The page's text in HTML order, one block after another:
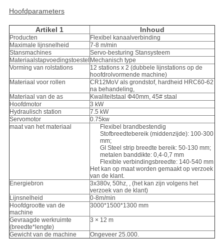
Hoofdparameters
Artikel 1 Inhoud
Producten
Flexibel kanaalverbinding
Maximale lijnsnelheid
7-8 m/min
Stansmachines
Servo-besturing Stansysteem
Materiaalstapvoedingstoestel Mechanisch type
Vorming van rolstations
12 stations x 2 (dubbele lijnstations op de
hoofdrolvormende machine)
Materiaal voor rollen
CR12MoV als grondstof, hardheid HRC60-62
na behandeling,
Materiaal van de as
Kwaliteitstaal Ф40mm, 45# staal
Hoofdmotor
3 kW
Hydraulisch station
7.5 kW
Servomotor
0.75kw
maat van het materiaal
Flexibel brandbestendig
Stofbreedtebereik (middenzijde): 100-300
mm;
GI Steel strip breedte bereik: 50-130 mm;
metalen banddikte: 0,4-0,7 mm
Flexible verbindingsbreedte: 140-540 mm
Het kan op maat worden gemaakt op verzoek
van de klant.
Energiebron
3x380v, 50hz, , (het kan zijn volgens het
verzoek van de klant)
Lijnsnelheid
0-8m/min
Hoofdgrootte van de
machine
3000*1500*1300 mm
Gevraagde werkruimte
(breedte*lengte)
3 × 12 m
Gewicht van de machine Ongeveer 25.000.